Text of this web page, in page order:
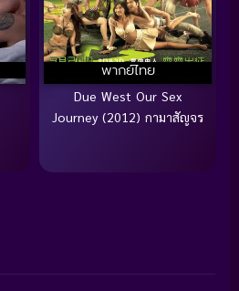
พากย์ไทย
Due West Our Sex
Journey (2012) กามาสัญจร